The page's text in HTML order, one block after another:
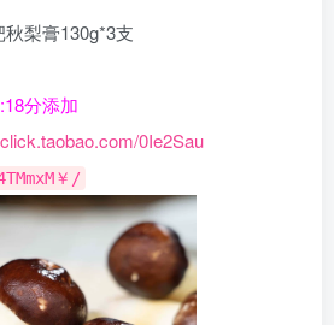
梨膏130g*3支
分添加
0Ie2Sau
￥/